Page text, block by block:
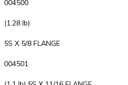
004500
(1.28 lb)
5S X 5/8 FLANGE
004501